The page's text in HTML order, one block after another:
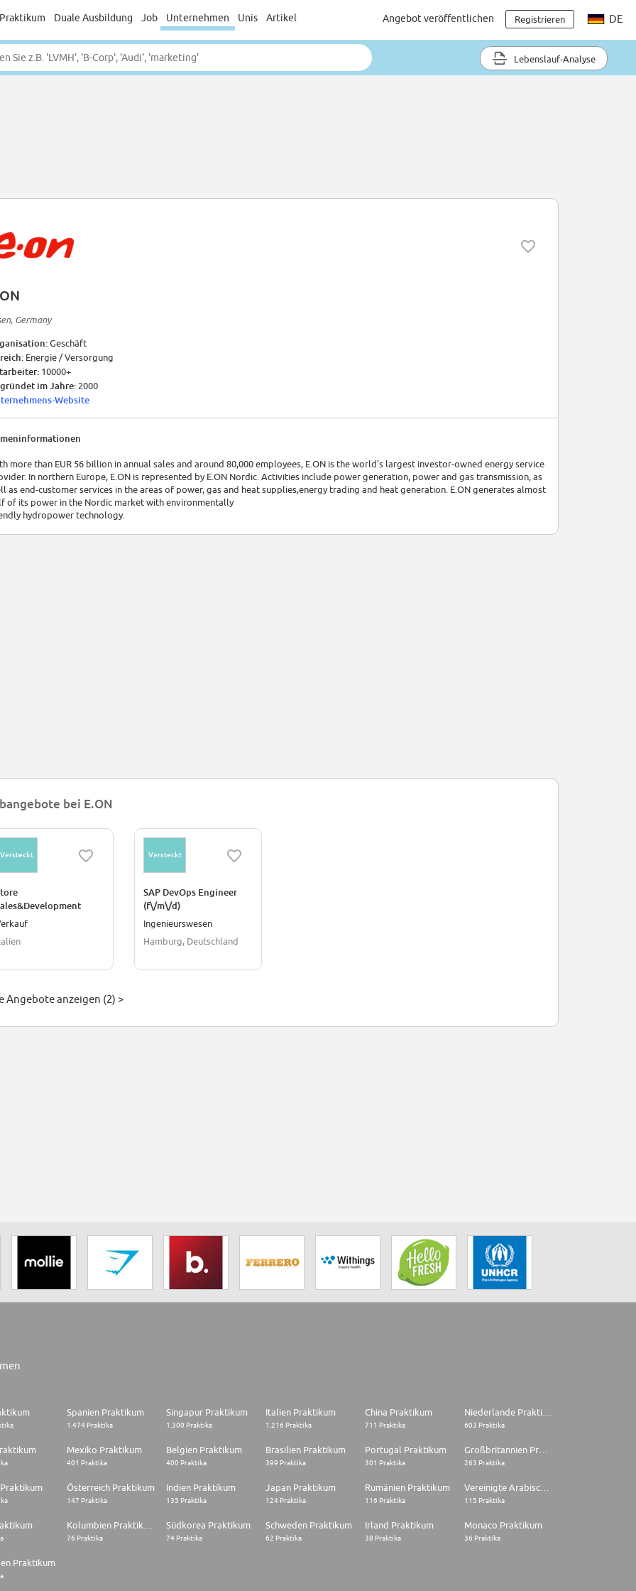
Praktikum Duale Ausbildung Job Unternehmen Unis Artikel Angebot veröffentlichen Registrieren DE
Lebenslauf-Analyse
Germany
Geschäft
Energie / Versorgung
10000+
im Jahre: 2000
Website
more than EUR 56 billion in annual sales and around 80,000 employees, E.ON is the world’s largest investor-owned energy service
In northern Europe, E.ON is represented by E.ON Nordic. Activities include power generation, power and gas transmission, as
as end-customer services in the areas of power, gas and heat supplies,energy trading and heat generation. E.ON generates almost
of its power in the Nordic market with environmentally
hydropower technology.
bei E.ON
Versteckt
Somma
Versteckt
SAP DevOps Engineer
(f\/m\/d)
Ingenieurswesen
Hamburg, Deutschland
Angebote anzeigen (2) >
Spanien Praktikum
1.474 Praktika
Singapur Praktikum
1.300 Praktika
Italien Praktikum
1.216 Praktika
China Praktikum
711 Praktika 603 Praktika
Mexiko Praktikum
401 Praktika
Belgien Praktikum
400 Praktika
Brasilien Praktikum
399 Praktika
Portugal Praktikum
301 Praktika 263 Praktika
Österreich Praktikum
147 Praktika
Indien Praktikum
135 Praktika
Japan Praktikum
124 Praktika
Rumänien Praktikum
116 Praktika 115 Praktika
76 Praktika
Südkorea Praktikum
74 Praktika
Schweden Praktikum
62 Praktika
Irland Praktikum
38 Praktika
Monaco Praktikum
36 Praktika
Praktikum